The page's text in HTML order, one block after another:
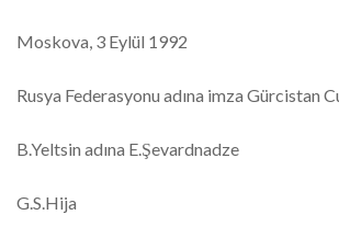
Moskova, 3 Eylül 1992
Rusya Federasyonu adına imza Gürcistan
B.Yeltsin adına E.Şevardnadze
G.S.Hija